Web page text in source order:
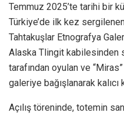
Temmuz 2025’te tarihi bir
Türkiye’de ilk kez
Tahtakuşlar Etnografya
Alaska Tlingit kabilesinden
tarafından oyulan ve
galeriye bağışlanarak
Açılış töreninde, totemin